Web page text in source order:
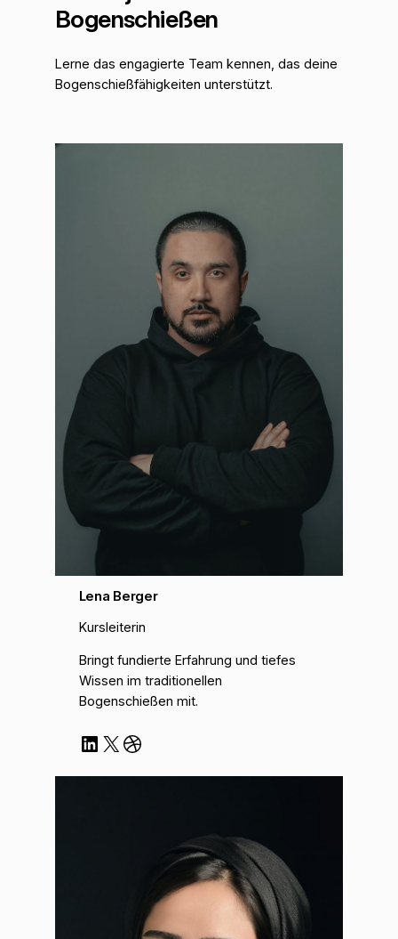
Bogenschießen
Lerne das engagierte Team kennen, das deine
Bogenschießfähigkeiten unterstützt.
Lena Berger
Kursleiterin
Bringt fundierte Erfahrung und tiefes
Wissen im traditionellen
Bogenschießen mit.
LinkedIn X Dribbble